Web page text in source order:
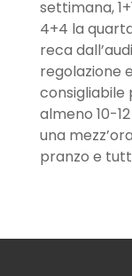
settimana,
4+4 la
reca
regolazione
almeno 10-
una
pranzo e